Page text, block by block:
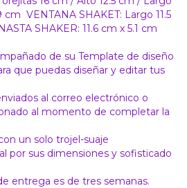
VENTANA SHAKET: Largo 11.5
SHAKER: 11.6 cm x 5.1 cm
de su Template de diseño
que puedas diseñar y editar tus
al correo electrónico o
al momento de completar la
un solo trojel-suaje
por sus dimensiones y sofisticado
entrega es de tres semanas.